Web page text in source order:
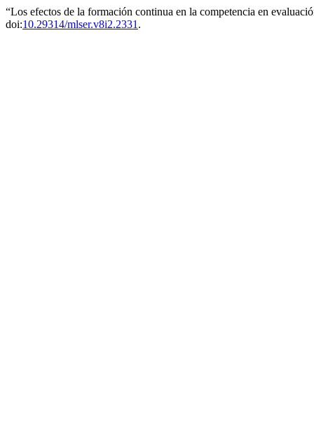
“Los efectos de la formación continua en la competencia en
doi:10.29314/mlser.v8i2.2331 .